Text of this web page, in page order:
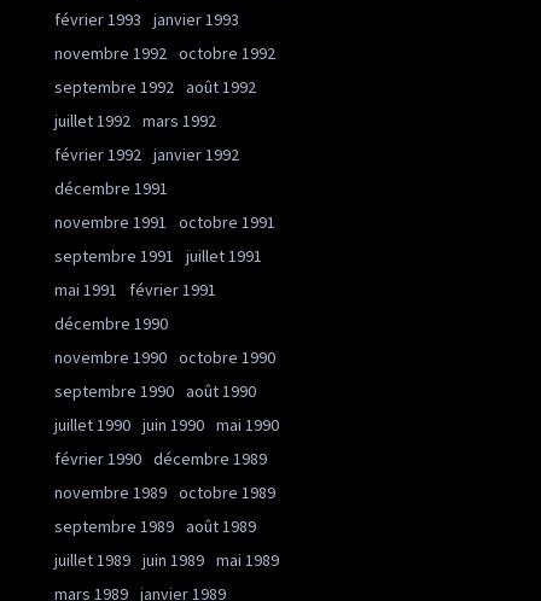
février 1993
janvier 1993
novembre 1992 octobre 1992
septembre 1992 août 1992
juillet 1992 mars 1992
février 1992 janvier 1992
décembre 1991
novembre 1991
octobre 1991
septembre 1991
juillet 1991
mai 1991
février 1991
décembre 1990
novembre 1990 octobre 1990
septembre 1990 août 1990
juillet 1990 juin 1990 mai 1990
février 1990 décembre 1989
novembre 1989 octobre 1989
septembre 1989 août 1989
juillet 1989 juin 1989 mai 1989
mars 1989 janvier 1989